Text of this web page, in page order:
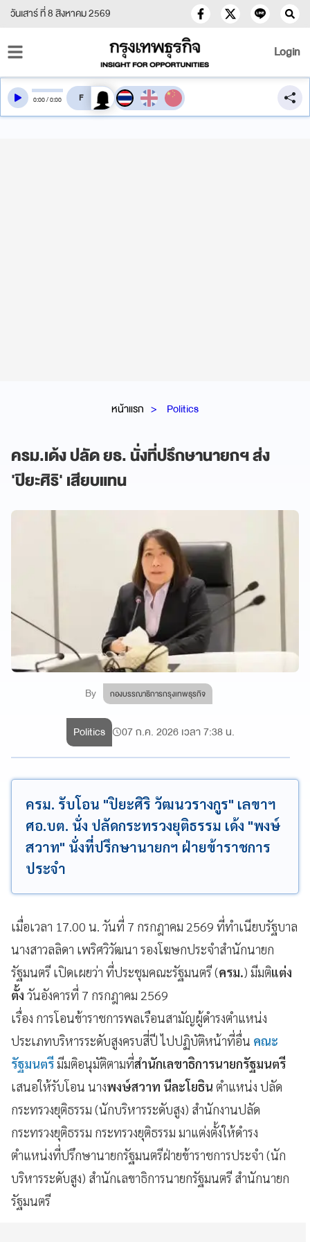
วันเสาร์ ที่ 8 สิงหาคม 2569
Login
หน้าแรก Politics
ครม.เด้ง ปลัด ยธ. นั่งที่ปรึกษานายกฯ ส่ง
'ปิยะศิริ' เสียบแทน
By กองบรรณาธิการกรุงเทพธุรกิจ
0:00/0:00 สลับเสียงอ่าน
Politics 07 ก.ค. 2026 เวลา 7:38 น.
ครม.​ รับโอน​ "ปิยะศิริ วัฒนวรางกูร" เลขาฯ
ศอ.บต.​ นั่ง​ ปลัดกระทรวงยุติธรรม เด้ง​ "พงษ์
สวาท" นั่งที่ปรึกษานายกฯ ฝ่ายข้าราชการ
ประจำ
เมื่อเวลา 17.00 น. วันที่ 7 กรกฎาคม 2569 ที่ทำเนียบรัฐบาล
นางสาวลลิดา เพริศวิวัฒนา รองโฆษกประจำสำนักนายก
รัฐมนตรี เปิดเผยว่า ที่ประชุมคณะรัฐมนตรี (ครม.) มีมติแต่ง
ตั้ง วันอังคารที่ 7 กรกฎาคม 2569​
เรื่อง การโอนข้าราชการพลเรือนสามัญผู้ดำรงตำแหน่ง
ประเภทบริหารระดับสูงครบสี่ปี ไปปฏิบัติหน้าที่อื่น คณะ
รัฐมนตรีมีมติอนุมัติตามที่สำนักเลขาธิการนายกรัฐมนตรี
เสนอให้รับโอน นางพงษ์สวาท นีละโยธิน ตำแหน่ง ปลัด
กระทรวงยุติธรรม (นักบริหารระดับสูง) สำนักงานปลัด
กระทรวงยุติธรรม กระทรวงยุติธรรม มาแต่งตั้งให้ดำรง
ตำแหน่งที่ปรึกษานายกรัฐมนตรีฝ่ายข้าราชการประจำ (นัก
บริหารระดับสูง) สำนักเลขาธิการนายกรัฐมนตรี สำนักนายก
รัฐมนตรี